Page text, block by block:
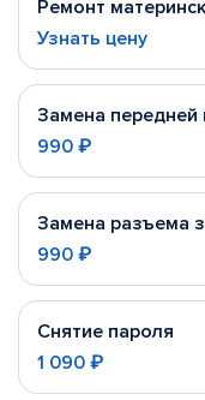
Ремонт
Узнать цену
Замена передней
990 ₽
Замена разъема
990 ₽
Снятие пароля
1 090 ₽